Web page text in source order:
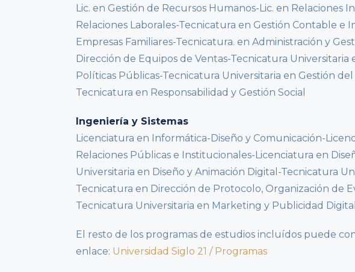
Lic. en Gestión de Recursos Humanos-Lic. en Relaciones
Relaciones Laborales-Tecnicatura en Gestión Contable e
Empresas Familiares-Tecnicatura. en Administración y
Dirección de Equipos de Ventas-Tecnicatura Universitaria
Políticas Públicas-Tecnicatura Universitaria en Gestión
Tecnicatura en Responsabilidad y Gestión Social
Ingeniería y Sistemas
Licenciatura en Informática-Diseño y Comunicación-
Relaciones Públicas e Institucionales-Licenciatura en
Universitaria en Diseño y Animación Digital-Tecnicatura
Tecnicatura en Dirección de Protocolo, Organización de
Tecnicatura Universitaria en Marketing y Publicidad Digital
El resto de los programas de estudios incluídos puede
enlace: Universidad Siglo 21 / Programas